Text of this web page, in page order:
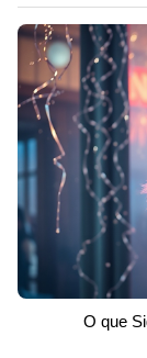
O que